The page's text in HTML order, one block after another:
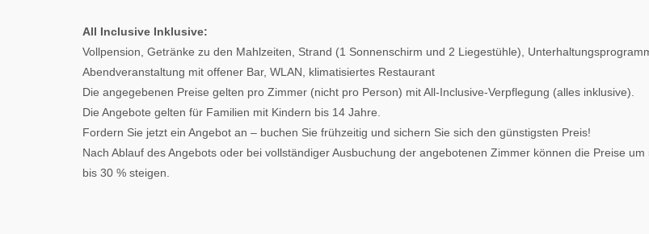
All Inclusive Inklusive:
Vollpension, Getränke zu den Mahlzeiten, Strand (1 Sonnenschirm und 2 Liegestühle),
Abendveranstaltung mit offener Bar, WLAN, klimatisiertes Restaurant
Die angegebenen Preise gelten pro Zimmer (nicht pro Person) mit All-Inclusive-Verpflegung (alles inklusive).
Die Angebote gelten für Familien mit Kindern bis 14 Jahre.
Fordern Sie jetzt ein Angebot an – buchen Sie frühzeitig und sichern Sie sich den günstigsten Preis!
Nach Ablauf des Angebots oder bei vollständiger Ausbuchung der angebotenen Zimmer können die Preise um
bis 30 % steigen.